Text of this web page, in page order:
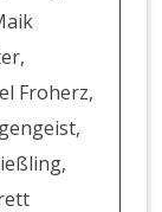
Froherz,